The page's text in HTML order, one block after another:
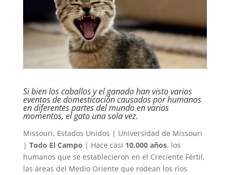
Si bien los caballos y el ganado han visto varios
eventos de domesticación causados por humanos
en diferentes partes del mundo en varios
momentos, el gato una sola vez.
Missouri, Estados Unidos | Universidad de Missouri
| Todo El Campo | Hace casi 10.000 años, los
humanos que se establecieron en el Creciente Fértil,
las áreas del Medio Oriente que rodean los ríos